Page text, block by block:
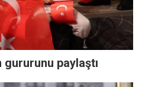
gururunu paylaştı